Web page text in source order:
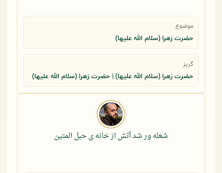
موضوع
حضرت زهرا (سلام الله علیها)
گریز
حضرت زهرا (سلام الله علیها) | حضرت زهرا (سلام الله علیها)
شعله ور شد آتش از خانه ی حبل المتین